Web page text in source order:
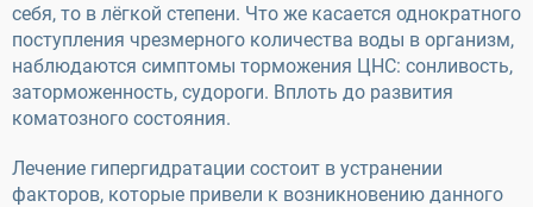
себя, то в лёгкой степени. Что же касается однократного
поступления чрезмерного количества воды в организм,
наблюдаются симптомы торможения ЦНС: сонливость,
заторможенность, судороги. Вплоть до развития
коматозного состояния.
Лечение гипергидратации состоит в устранении
факторов, которые привели к возникновению данного